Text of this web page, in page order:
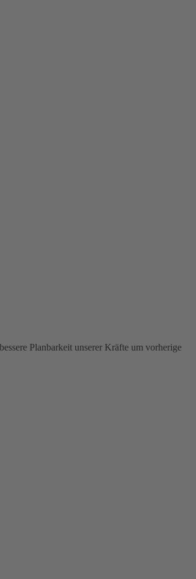
Planbarkeit unserer Kräfte um vorherige